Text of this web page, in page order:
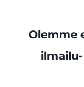
Olemme